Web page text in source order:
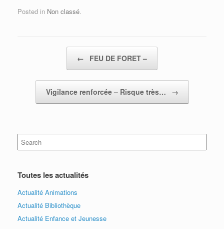
Posted in Non classé.
← FEU DE FORET –
Vigilance renforcée – Risque très… →
Search
for:
Toutes les actualités
Actualité Animations
Actualité Bibliothèque
Actualité Enfance et Jeunesse